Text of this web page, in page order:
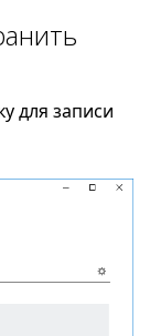
для записи